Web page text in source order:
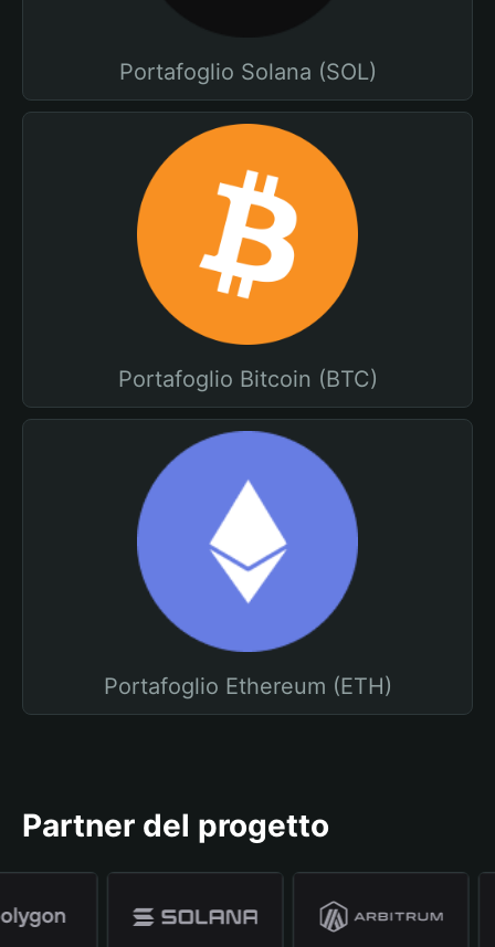
Portafoglio Solana (SOL)
Portafoglio Bitcoin (BTC)
Portafoglio Ethereum (ETH)
Partner del progetto